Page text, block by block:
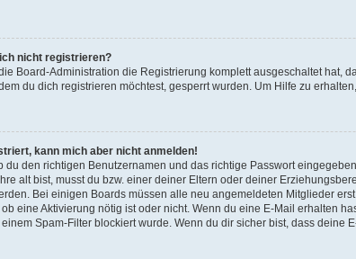
nicht registrieren?
Board-Administration die Registrierung komplett ausgeschaltet hat,
du dich registrieren möchtest, gesperrt wurden. Um Hilfe zu
kann mich aber nicht anmelden!
du den richtigen Benutzernamen und das richtige Passwort
alt bist, musst du bzw. einer deiner Eltern oder deiner
Bei einigen Boards müssen alle neu angemeldeten Mitglieder
eine Aktivierung nötig ist oder nicht. Wenn du eine E-Mail erhalten
Spam-Filter blockiert wurde. Wenn du dir sicher bist, dass deine